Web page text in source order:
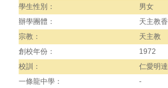
學生性別：
男女
辦學團體：
天主教
宗教：
天主教
創校年份：
1972
校訓：
仁愛明
一條龍中學：
-